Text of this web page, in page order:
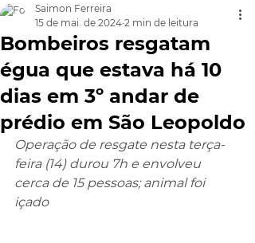
Bombeiros resgatam
égua que estava há 10
dias em 3º andar de
prédio em São Leopoldo
Saimon Ferreira
15 de mai. de 2024 2 min de leitura
Operação de resgate nesta terça-
feira (14) durou 7h e envolveu
cerca de 15 pessoas; animal foi
içado